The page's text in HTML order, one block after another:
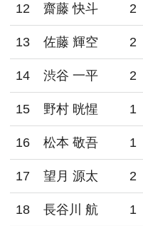
12 齋藤 快斗 2
13 佐藤 輝空 2
14 渋谷 一平 2
15 野村 晄惺 1
16 松本 敬吾 1
17 望月 源太 2
18 長谷川 航 1